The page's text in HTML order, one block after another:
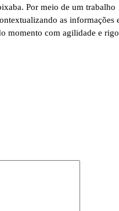
Por meio de um trabalho
as informações
momento com agilidade e